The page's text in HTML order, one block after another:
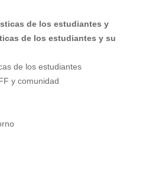
de los estudiantes y
de los estudiantes y su
de los estudiantes
y comunidad